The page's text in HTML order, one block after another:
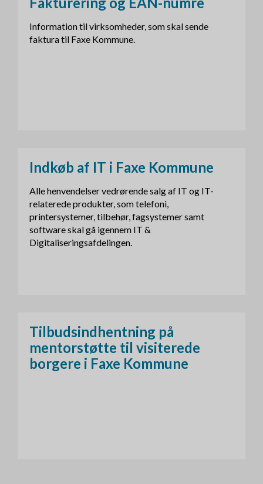
Information til virksomheder, som skal sende
faktura til Faxe Kommune.
Indkøb af IT i Faxe Kommune
Alle henvendelser vedrørende salg af IT og IT-
relaterede produkter, som telefoni,
printersystemer, tilbehør, fagsystemer samt
software skal gå igennem IT &
Digitaliseringsafdelingen.
Tilbudsindhentning på
mentorstøtte til visiterede
borgere i Faxe Kommune